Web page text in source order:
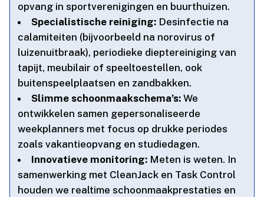
opvang in sportverenigingen en buurthuizen.​
Specialistische reiniging: Desinfectie na
calamiteiten (bijvoorbeeld na norovirus of
luizenuitbraak), periodieke dieptereiniging van
tapijt, meubilair of speeltoestellen, ook
buitenspeelplaatsen en zandbakken.​
Slimme schoonmaakschema’s: We
ontwikkelen samen gepersonaliseerde
weekplanners met focus op drukke periodes
zoals vakantieopvang en studiedagen.​
Innovatieve monitoring: Meten is weten.​ In
samenwerking met CleanJack en Task Control
houden we realtime schoonmaakprestaties en